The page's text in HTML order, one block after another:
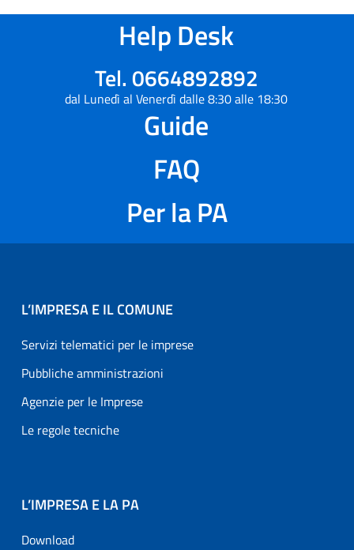
Help Desk
Tel. 0664892892
dal Lunedì al Venerdì dalle 8:30 alle 18:30
Guide
FAQ
Per la PA
L’IMPRESA E IL COMUNE
Servizi telematici per le imprese
Pubbliche amministrazioni
Agenzie per le Imprese
Le regole tecniche
L’IMPRESA E LA PA
Download